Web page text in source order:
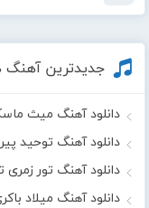
جدیدترین آهنگ
دانلود آهنگ میث
دانلود آهنگ توحید
دانلود آهنگ تور زمری
دانلود آهنگ میلاد